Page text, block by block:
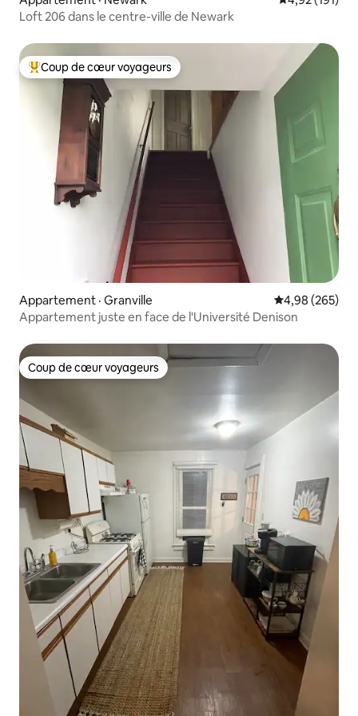
Loft 206 dans le centre-ville de Newark
Coup de cœur voyageurs parmi les plus aimés
Coup de cœur voyageurs
Appartement · Granville Note
4,98 (265)
Appartement juste en face de l'Université Denison
Coup de cœur voyageurs
Coup de cœur voyageurs